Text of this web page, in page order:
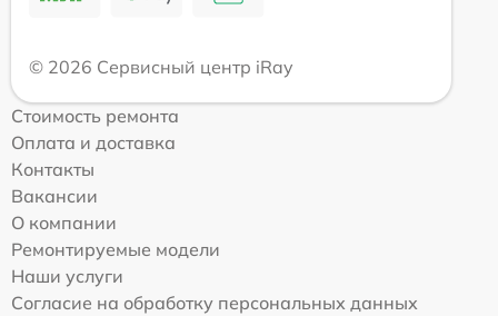
© 2026 Сервисный центр iRay
Стоимость ремонта
Оплата и доставка
Контакты
Вакансии
О компании
Ремонтируемые модели
Наши услуги
Согласие на обработку персональных данных